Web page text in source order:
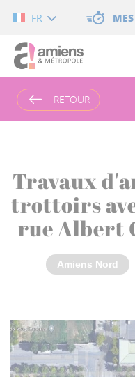
FR
RETOUR
Travaux
trottoirs
rue Albert
Amiens Nord